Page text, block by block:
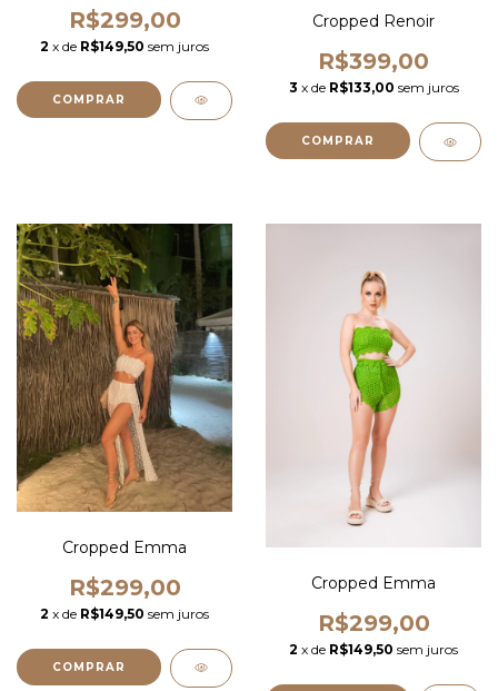
R$299,00
2 x de R$149,50 sem juros
COMPRAR
Cropped Renoir
R$399,00
3 x de R$133,00 sem juros
COMPRAR
Cropped Emma
R$299,00
2 x de R$149,50 sem juros
COMPRAR
Cropped Emma
R$299,00
2 x de R$149,50 sem juros